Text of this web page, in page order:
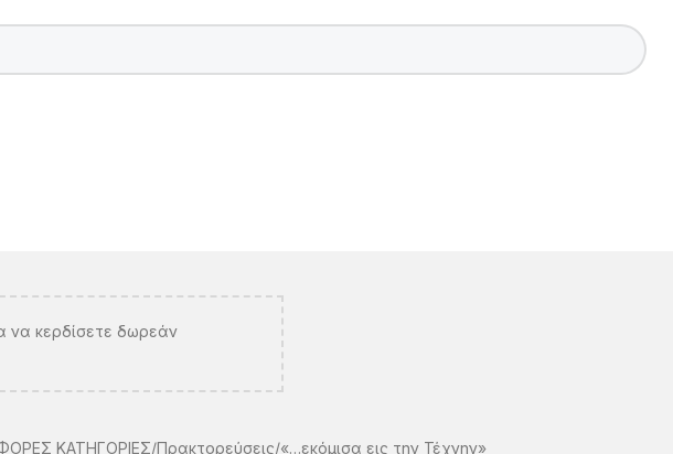
να κερδίσετε δωρεάν
ΚΑΤΗΓΟΡΙΕΣ Πρακτoρεύσεις «…εκόμισα εις την Τέχνην»